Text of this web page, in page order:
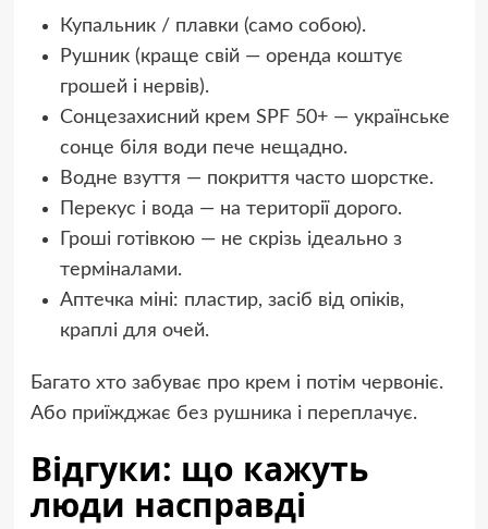
Купальник / плавки (само собою).
Рушник (краще свій — оренда коштує
грошей і нервів).
Сонцезахисний крем SPF 50+ — українське
сонце біля води пече нещадно.
Водне взуття — покриття часто шорстке.
Перекус і вода — на території дорого.
Гроші готівкою — не скрізь ідеально з
терміналами.
Аптечка міні: пластир, засіб від опіків,
краплі для очей.
Багато хто забуває про крем і потім червоніє.
Або приїжджає без рушника і переплачує.
Відгуки: що кажуть
люди насправді